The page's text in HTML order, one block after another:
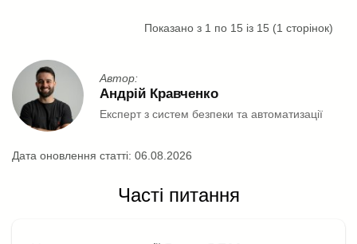
Показано з 1 по 15 із 15 (1 сторінок)
Автор:
Андрій Кравченко
Експерт з систем безпеки та автоматизації
Дата оновлення статті: 06.08.2026
Часті питання